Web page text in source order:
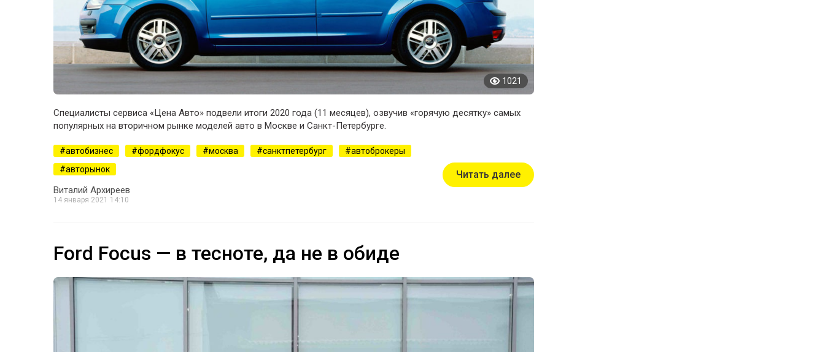
1021
Специалисты сервиса «Цена Авто» подвели итоги 2020 года (11 месяцев), озвучив «горячую десятку» самых
популярных на вторичном рынке моделей авто в Москве и Санкт-Петербурге.
автобизнес фордфокус москва санктпетербург
автоброкеры
авторынок
Виталий Архиреев
14 января 2021 14:10
Читать далее
Ford Focus — в тесноте, да не в обиде